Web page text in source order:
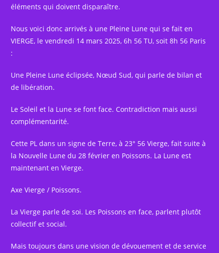
éléments qui doivent disparaître.
Nousvoici donc arrivés à une Pleine Lune qui se fait en
VIERGE, le vendredi 14 mars 2025, 6h 56 TU, soit 8h 56 Paris
:
Une Pleine Lune éclipsée, Nœud Sud, qui parle de bilan et
de libération.
Le Soleil et la Lune se font face. Contradiction mais aussi
complémentarité.
Cette PL dans un signe de Terre, à 23° 56 Vierge, fait suite à
la Nouvelle Lune du 28 février en Poissons. La Lune est
maintenant en Vierge.
Axe Vierge / Poissons.
La Vierge parle de soi. Les Poissons en face, parlent plutôt
collectif et social.
Mais toujours dans une vision de dévouement et de service